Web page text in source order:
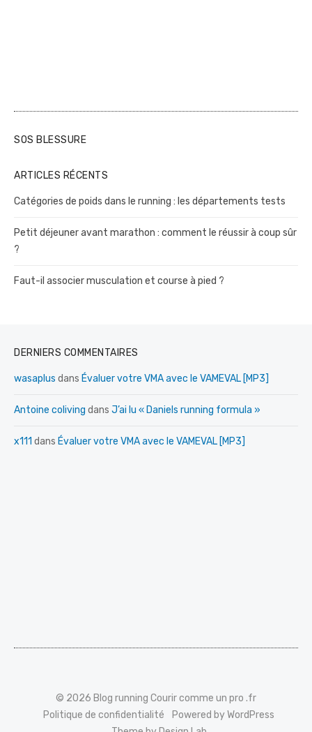
SOS BLESSURE
ARTICLES RÉCENTS
Catégories de poids dans le running : les départements tests
Petit déjeuner avant marathon : comment le réussir à coup sûr
?
Faut-il associer musculation et course à pied ?
DERNIERS COMMENTAIRES
wasaplus dans Évaluer votre VMA avec le VAMEVAL [MP3]
Antoine coliving dans J’ai lu « Daniels running formula »
x111 dans Évaluer votre VMA avec le VAMEVAL [MP3]
© 2026 Blog running Courir comme un pro .fr
Politique de confidentialité
Powered by WordPress